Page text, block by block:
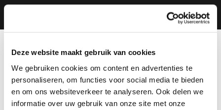
Deze website maakt gebruik van cookies
We gebruiken cookies om content en advertenties te
personaliseren, om functies voor social media te bieden
en om ons websiteverkeer te analyseren. Ook delen we
informatie over uw gebruik van onze site met onze